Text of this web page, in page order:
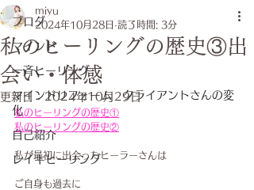
ブログ
マインド
一斉ヒーリング
マインドリフォーム クライアントさんの変
化
自己紹介
レイキヒーリング
私のヒーリングの歴史③出
会い・体感
miyu
2024年10月28日 読了時間: 3分
更新日：2024年10月29日
私のヒーリングの歴史①
私のヒーリングの歴史②
私が最初に出会ったヒーラーさんは
ご自身も過去に